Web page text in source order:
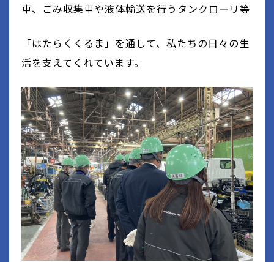
車、ごみ収集車や液体輸送を行うタンクローリ等
「はたらくくるま」を通して、私たちの日々の生
活を支えてくれています。